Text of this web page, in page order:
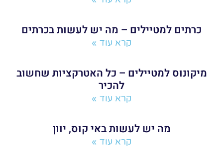
כרתים למטיילים – מה יש לעשות בכרתים
קרא עוד »
מיקונוס למטיילים – כל האטרקציות שחשוב
להכיר
קרא עוד »
מה יש לעשות באי קוס, יוון
קרא עוד »